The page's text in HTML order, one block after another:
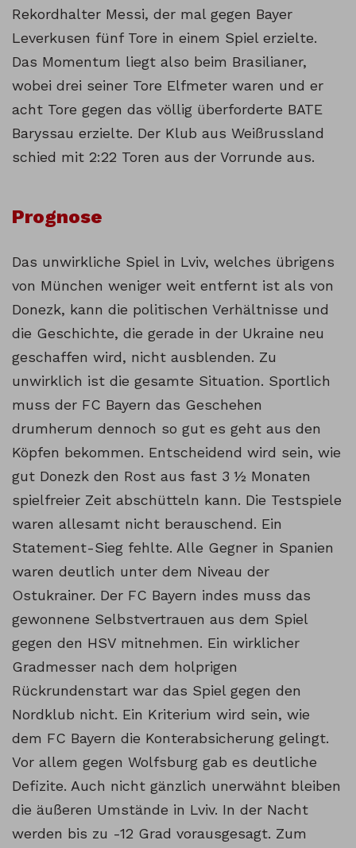
Rekordhalter Messi, der mal gegen Bayer
Leverkusen fünf Tore in einem Spiel erzielte.
Das Momentum liegt also beim Brasilianer,
wobei drei seiner Tore Elfmeter waren und er
acht Tore gegen das völlig überforderte BATE
Baryssau erzielte. Der Klub aus Weißrussland
schied mit 2:22 Toren aus der Vorrunde aus.
Prognose
Das unwirkliche Spiel in Lviv, welches übrigens
von München weniger weit entfernt ist als von
Donezk, kann die politischen Verhältnisse und
die Geschichte, die gerade in der Ukraine neu
geschaffen wird, nicht ausblenden. Zu
unwirklich ist die gesamte Situation. Sportlich
muss der FC Bayern das Geschehen
drumherum dennoch so gut es geht aus den
Köpfen bekommen. Entscheidend wird sein, wie
gut Donezk den Rost aus fast 3 ½ Monaten
spielfreier Zeit abschütteln kann. Die Testspiele
waren allesamt nicht berauschend. Ein
Statement-Sieg fehlte. Alle Gegner in Spanien
waren deutlich unter dem Niveau der
Ostukrainer. Der FC Bayern indes muss das
gewonnene Selbstvertrauen aus dem Spiel
gegen den HSV mitnehmen. Ein wirklicher
Gradmesser nach dem holprigen
Rückrundenstart war das Spiel gegen den
Nordklub nicht. Ein Kriterium wird sein, wie
dem FC Bayern die Konterabsicherung gelingt.
Vor allem gegen Wolfsburg gab es deutliche
Defizite. Auch nicht gänzlich unerwähnt bleiben
die äußeren Umstände in Lviv. In der Nacht
werden bis zu -12 Grad vorausgesagt. Zum